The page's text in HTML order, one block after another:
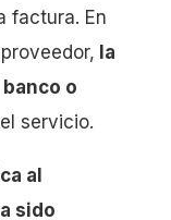
factura. En
la
o
servicio.
al
sido